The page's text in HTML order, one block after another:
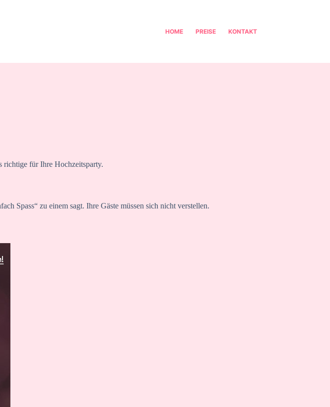
HOME PREISE KONTAKT
richtige für Ihre Hochzeitsparty.
Spass“ zu einem sagt. Ihre Gäste müssen sich nicht verstellen.